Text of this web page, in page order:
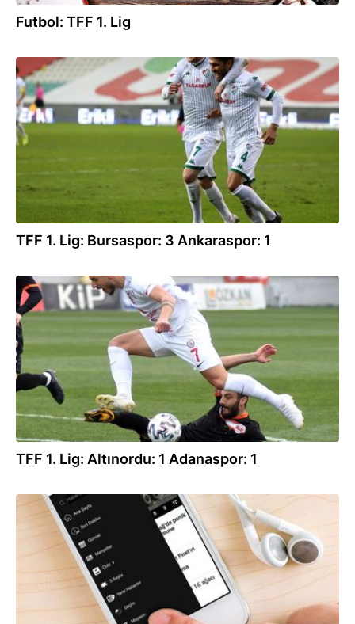
Futbol: TFF 1. Lig
14.03.2021
TFF 1. Lig: Bursaspor: 3 Ankaraspor: 1
20.02.2021
TFF 1. Lig: Altınordu: 1 Adanaspor: 1
07.01.2021